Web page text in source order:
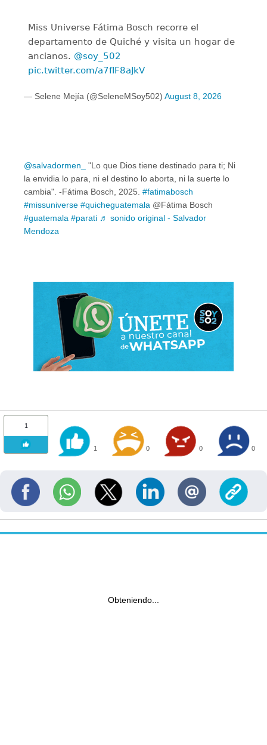
Miss Universe Fátima Bosch recorre el
departamento de Quiché y visita un hogar de
ancianos. @soy_502
pic.twitter.com/a7fIF8aJkV
— Selene Mejía (@SeleneMSoy502) August 8, 2026
@salvadormen_
"Lo que Dios tiene destinado para ti; Ni
la envidia lo para, ni el destino lo aborta, ni la suerte lo
cambia". -Fátima Bosch, 2025. #fatimabosch
#missuniverse #quicheguatemala @Fátima Bosch
#guatemala #parati ♬ sonido original - Salvador
Mendoza
1
1 0 0 0
Obteniendo...